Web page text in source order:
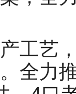
工艺
全力